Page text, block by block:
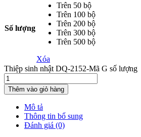
Số lượng
Trên 50 bộ
Trên 100 bộ
Trên 200 bộ
Trên 300 bộ
Trên 500 bộ
Xóa
Thiệp sinh nhật DQ-2152-Mã G số lượng
Thêm vào giỏ hàng
Mô tả
Thông tin bổ sung
Đánh giá (0)